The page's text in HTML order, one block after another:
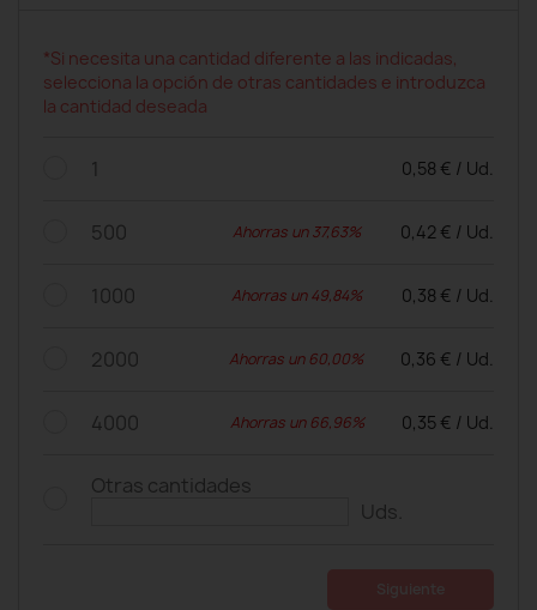
*Si necesita una cantidad diferente a las indicadas,
selecciona la opción de otras cantidades e introduzca
la cantidad deseada
1 0,58 € / Ud.
500 Ahorras un 37,63% 0,42 € / Ud.
1000 Ahorras un 49,84% 0,38 € / Ud.
2000 Ahorras un 60,00% 0,36 € / Ud.
4000 Ahorras un 66,96% 0,35 € / Ud.
Otras cantidades
Uds.